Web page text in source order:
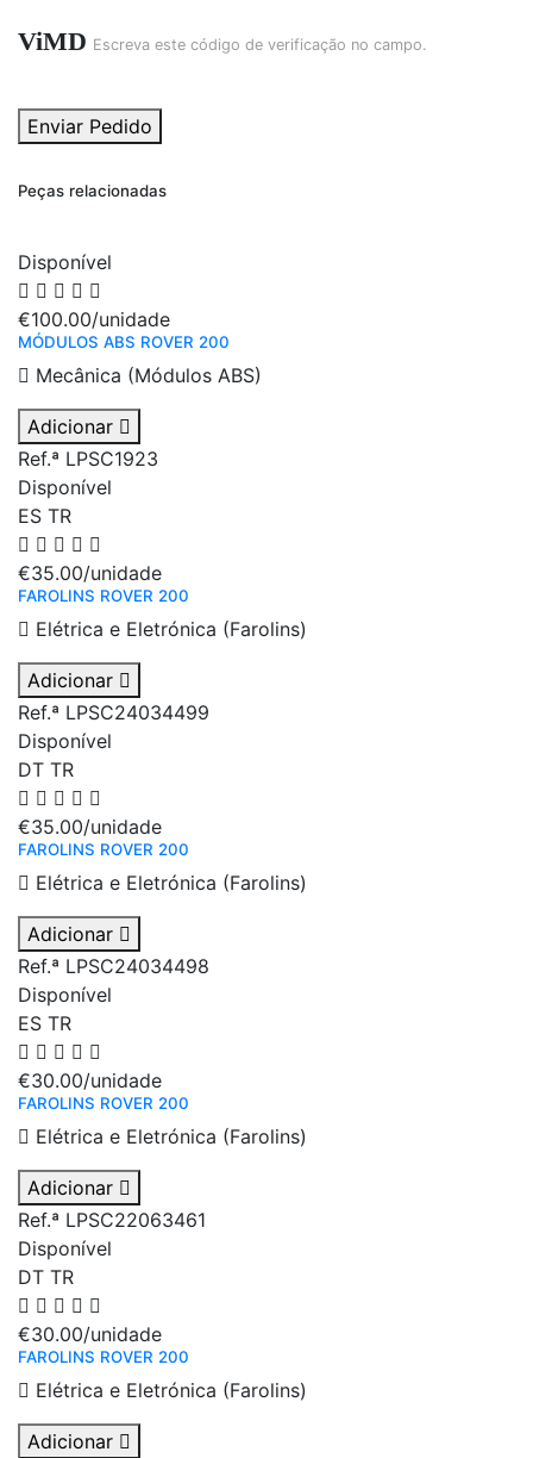
ViMD Escreva este código de verificação no campo.
Enviar Pedido
Peças relacionadas
Disponível
€100.00/unidade
MÓDULOS ABS ROVER 200
Mecânica (Módulos ABS)
Adicionar
Ref.ª LPSC1923
Disponível
ES TR
€35.00/unidade
FAROLINS ROVER 200
Elétrica e Eletrónica (Farolins)
Adicionar
Ref.ª LPSC24034499
Disponível
DT TR
€35.00/unidade
FAROLINS ROVER 200
Elétrica e Eletrónica (Farolins)
Adicionar
Ref.ª LPSC24034498
Disponível
ES TR
€30.00/unidade
FAROLINS ROVER 200
Elétrica e Eletrónica (Farolins)
Adicionar
Ref.ª LPSC22063461
Disponível
DT TR
€30.00/unidade
FAROLINS ROVER 200
Elétrica e Eletrónica (Farolins)
Adicionar